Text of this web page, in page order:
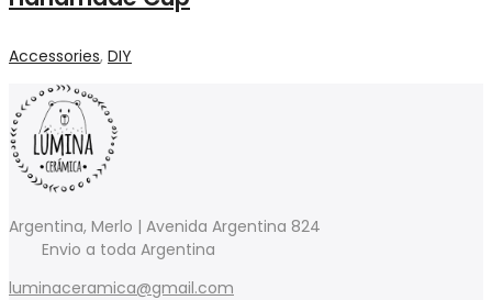
Accessories, DIY
Argentina, Merlo | Avenida Argentina 824
Envio a toda Argentina
luminaceramica@gmail.com